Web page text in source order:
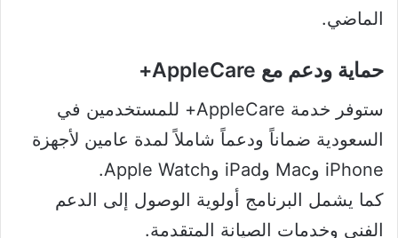
الماضي.
حماية ودعم مع AppleCare+
ستوفر خدمة AppleCare+ للمستخدمين في
السعودية ضماناً ودعماً شاملاً لمدة عامين لأجهزة
iPhone وMac وiPad وApple Watch.
كما يشمل البرنامج أولوية الوصول إلى الدعم
الفني وخدمات الصيانة المتقدمة.